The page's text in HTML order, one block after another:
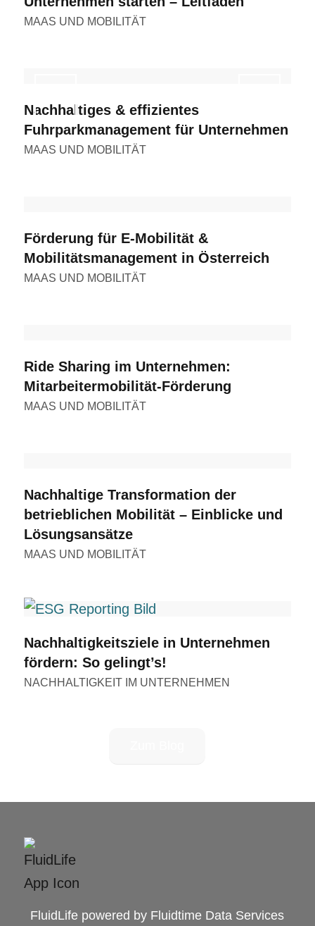
MAAS UND MOBILITÄT
Nachhaltiges & effizientes
Fuhrparkmanagement für Unternehmen
MAAS UND MOBILITÄT
Förderung für E-Mobilität &
Mobilitätsmanagement in Österreich
MAAS UND MOBILITÄT
Ride Sharing im Unternehmen:
Mitarbeitermobilität-Förderung
MAAS UND MOBILITÄT
Nachhaltige Transformation der
betrieblichen Mobilität – Einblicke und
Lösungsansätze
MAAS UND MOBILITÄT
Nachhaltigkeitsziele in Unternehmen
fördern: So gelingt’s!
NACHHALTIGKEIT IM UNTERNEHMEN
FluidLife powered by Fluidtime Data Services